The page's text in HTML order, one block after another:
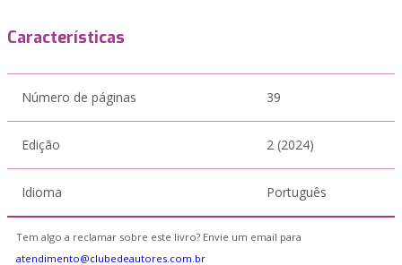
Características
Número de páginas 39
Edição 2 (2024)
Idioma Português
Tem algo a reclamar sobre este livro? Envie um email para
atendimento@clubedeautores.com.br